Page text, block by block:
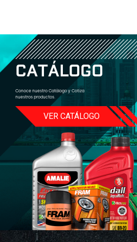
CATÁLOGO
Conoce nuestro Catálogo y Cotiza
nuestros productos.
VER CATÁLOGO